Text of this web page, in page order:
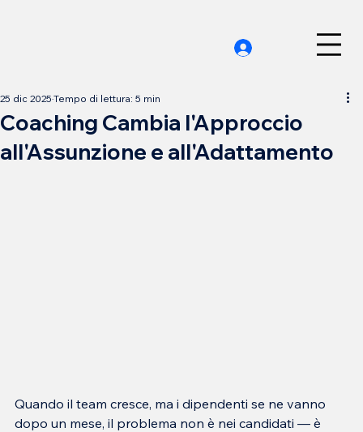
Coaching Cambia l'Approccio
all'Assunzione e all'Adattamento
25 dic 2025 Tempo di lettura: 5 min
Quando il team cresce, ma i dipendenti se ne vanno
dopo un mese, il problema non è nei candidati — è